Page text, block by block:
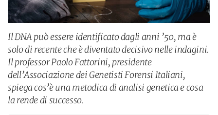
Il DNA può essere identificato dagli anni ’50, ma è
solo di recente che è diventato decisivo nelle indagini.
Il professor Paolo Fattorini, presidente
dell’Associazione dei Genetisti Forensi Italiani,
spiega cos’è una metodica di analisi genetica e cosa
la rende di successo.